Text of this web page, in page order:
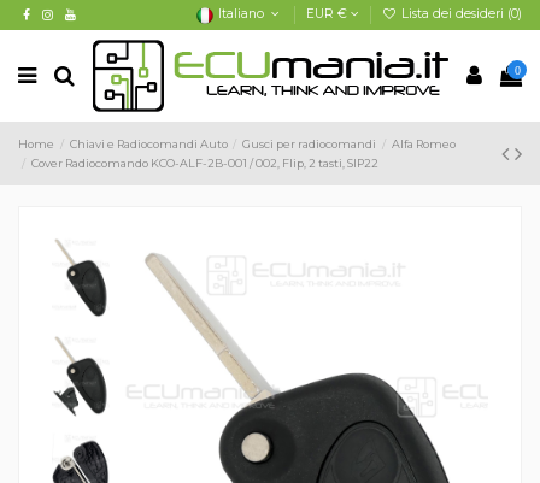
Italiano EUR € Lista dei desideri (0)
0
Home Chiavi e Radiocomandi Auto Gusci per radiocomandi
Alfa Romeo
Cover Radiocomando KCO-ALF-2B-001 / 002, Flip, 2 tasti, SIP22